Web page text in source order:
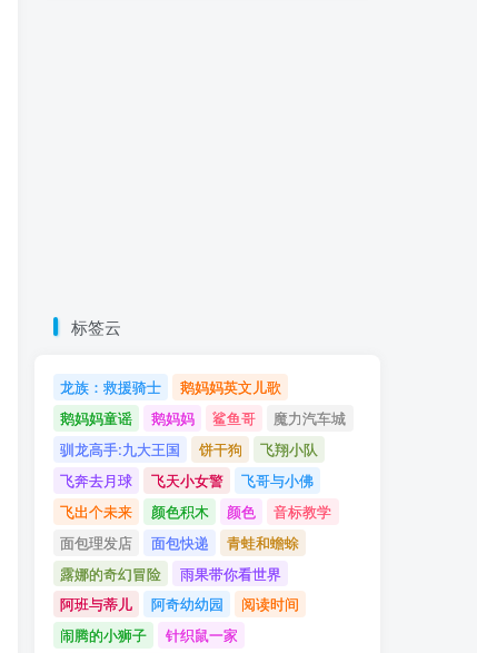
标签云
龙族：救援骑士
鹅妈妈英文儿歌
鹅妈妈童谣
鹅妈妈 鲨鱼哥
魔力汽车城
驯龙高手:九大王国
饼干狗
飞翔小队
飞奔去月球
飞天小女警
飞哥与小佛
飞出个未来
颜色积木 颜色
音标教学
面包理发店
面包快递
青蛙和蟾蜍
露娜的奇幻冒险
雨果带你看世界
阿班与蒂儿
阿奇幼幼园
阅读时间
闹腾的小狮子
针织鼠一家